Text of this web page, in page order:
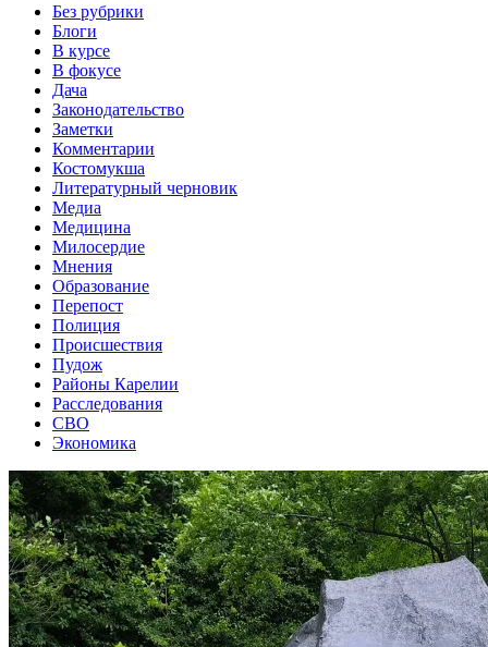
Без рубрики
Блоги
В курсе
В фокусе
Дача
Законодательство
Заметки
Комментарии
Костомукша
Литературный черновик
Медиа
Медицина
Милосердие
Мнения
Образование
Перепост
Полиция
Происшествия
Пудож
Районы Карелии
Расследования
СВО
Экономика